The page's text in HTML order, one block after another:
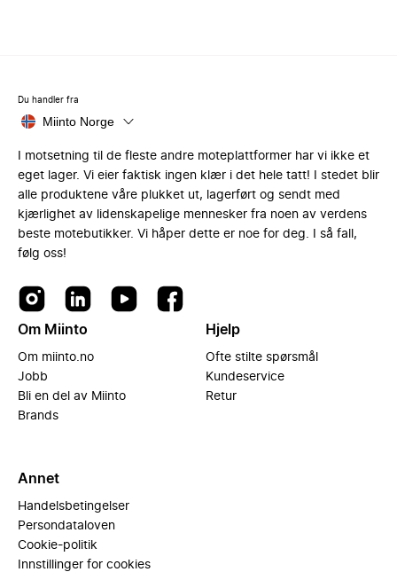
Du handler fra
Miinto Norge
I motsetning til de fleste andre moteplattformer har vi ikke et
eget lager. Vi eier faktisk ingen klær i det hele tatt! I stedet blir
alle produktene våre plukket ut, lagerført og sendt med
kjærlighet av lidenskapelige mennesker fra noen av verdens
beste motebutikker. Vi håper dette er noe for deg. I så fall,
følg oss!
Om Miinto
Om miinto.no
Jobb
Bli en del av Miinto
Brands
Hjelp
Ofte stilte spørsmål
Kundeservice
Retur
Annet
Handelsbetingelser
Persondataloven
Cookie-politik
Innstillinger for cookies